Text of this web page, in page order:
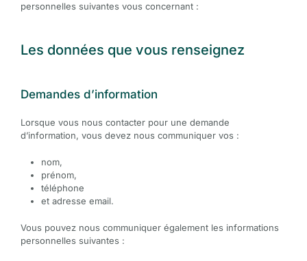
personnelles suivantes vous concernant :
Les données que vous renseignez
Demandes d’information
Lorsque vous nous contacter pour une demande
d’information, vous devez nous communiquer vos :
nom,
prénom,
téléphone
et adresse email.
Vous pouvez nous communiquer également les informations
personnelles suivantes :